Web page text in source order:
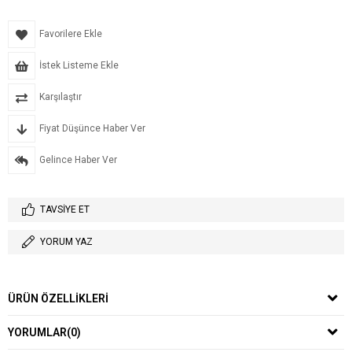
Favorilere Ekle
İstek Listeme Ekle
Karşılaştır
Fiyat Düşünce Haber Ver
Gelince Haber Ver
TAVSIYE ET
YORUM YAZ
ÜRÜN ÖZELLIKLERI
YORUMLAR(0)